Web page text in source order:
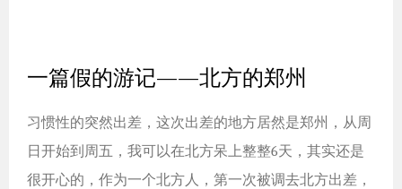
一篇假的游记——北方的郑州
习惯性的突然出差，这次出差的地方居然是郑州，从周
日开始到周五，我可以在北方呆上整整6天，其实还是
很开心的，作为一个北方人，第一次被调去北方出差，